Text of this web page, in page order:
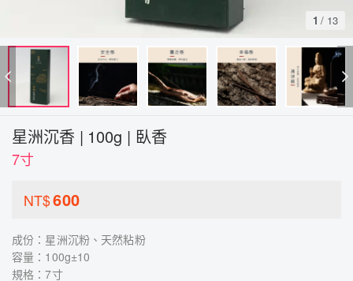
1 / 13
星洲沉香 | 100g | 臥香
7寸
NT$600
成份：星洲沉粉、天然粘粉
容量：100g±10
規格：7寸